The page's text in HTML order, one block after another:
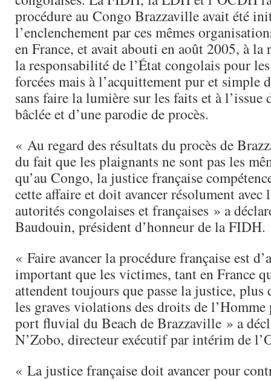
procédure au Congo Brazzaville avait été
l’enclenchement par ces mêmes
en France, et avait abouti en août 2005, à la
la responsabilité de l’État congolais pour
forcées mais à l’acquittement pur et simple
sans faire la lumière sur les faits et à l’issue
bâclée et d’une parodie de procès.
« Au regard des résultats du procès de
du fait que les plaignants ne sont pas les
qu’au Congo, la justice française
cette affaire et doit avancer résolument avec
autorités congolaises et françaises » a
Baudouin, président d’honneur de la FIDH.
« Faire avancer la procédure française est
important que les victimes, tant en France
attendent toujours que passe la justice, plus
les graves violations des droits de l’Homme
port fluvial du Beach de Brazzaville » a
N’Zobo, directeur exécutif par intérim de
« La justice française doit avancer pour